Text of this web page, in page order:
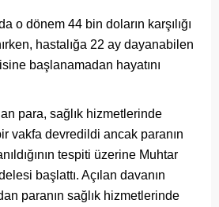
o dönem 44 bin doların karşılığı
hastalığa 22 ay dayanabilen
başlanamadan hayatını
para, sağlık hizmetlerinde
vakfa devredildi ancak paranın
tespiti üzerine Muhtar
başlattı. Açılan davanın
paranın sağlık hizmetlerinde